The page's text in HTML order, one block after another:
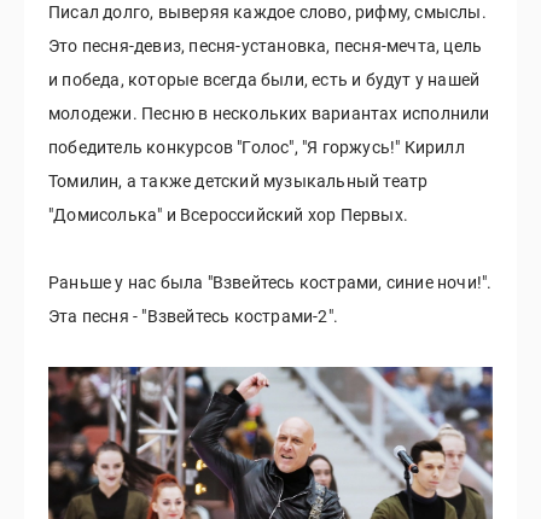
Писал долго, выверяя каждое слово, рифму, смыслы.
Это песня-девиз, песня-установка, песня-мечта, цель
и победа, которые всегда были, есть и будут у нашей
молодежи. Песню в нескольких вариантах исполнили
победитель конкурсов "Голос", "Я горжусь!" Кирилл
Томилин, а также детский музыкальный театр
"Домисолька" и Всероссийский хор Первых.
Раньше у нас была "Взвейтесь кострами, синие ночи!".
Эта песня - "Взвейтесь кострами-2".